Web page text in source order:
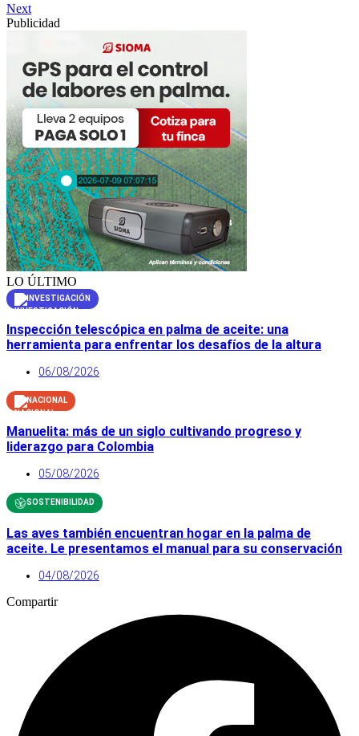
Next
Publicidad
LO ÚLTIMO
INVESTIGACIÓN
Inspección telescópica en palma de aceite: una
herramienta para enfrentar los desafíos de la altura
06/08/2026
NACIONAL
Manuelita: más de un siglo cultivando progreso y
liderazgo para Colombia
05/08/2026
SOSTENIBILIDAD
Las aves también encuentran hogar en la palma de
aceite. Le presentamos el manual para su conservación
04/08/2026
Compartir